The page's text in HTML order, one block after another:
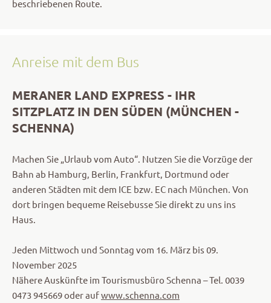
beschriebenen Route.
Anreise mit dem Bus
MERANER LAND EXPRESS - IHR
SITZPLATZ IN DEN SÜDEN (MÜNCHEN -
SCHENNA)
Machen Sie „Urlaub vom Auto“. Nutzen Sie die Vorzüge der
Bahn ab Hamburg, Berlin, Frankfurt, Dortmund oder
anderen Städten mit dem ICE bzw. EC nach München. Von
dort bringen bequeme Reisebusse Sie direkt zu uns ins
Haus.
Jeden Mittwoch und Sonntag vom 16. März bis 09.
November 2025
Nähere Auskünfte im Tourismusbüro Schenna – Tel. 0039
0473 945669 oder aufwww.schenna.com